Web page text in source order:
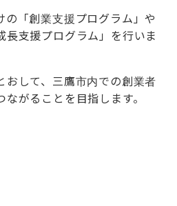
の「創業支援プログラム」や
長支援プログラム」を行いま
おして、三鷹市内での創業者
がることを目指します。